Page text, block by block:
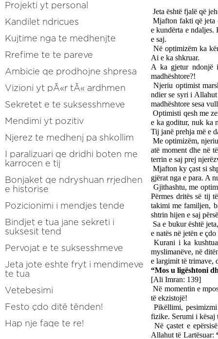
Projekti yt personal
Kandilet ndricues
Kujtime nga te medhenjte
Rrefime te te pareve
Ambicie qe prodhojne shpresa
Vizioni yt pÃ«r tÃ« ardhmen
Sekretet e te suksesshmeve
Mendimi yt pozitiv
Njerez te medhenj pa shkollim
I paralizuari qe dridhi boten me
karrocen e tij
Bonjaket qe ndryshuan rrjedhen
e historise
Pozicionimi i mendjes tende
Bindjet e tua jane sekreti i
suksesit tend
Pervojat e te suksesshmeve
Jeta jote eshte fryt i mendimeve
te tua
Vetebesimi
Festo çdo ditë tënden!
Hap nje faqe te re!
Jeta është fjalë që
Mjafton fakti që jeta
e kundërta e ndaljes.
e saj.
Në optimizëm ka
Ai e ka shkruar.
A ka gjetur ndonjë
madhështore?!
Njeriu optimist
ndier se syri i
madhështore sesa
Optimisti qesh me
e ka goditur, nuk ka
Tij janë prehja më e
Me optimizëm,
atë moment dhe në
terrin e saj prej
Mjafton ky çast si
gjërat nga e para. A
Gjithashtu, me
Përmes dritës së tij
takimi me familjen,
shtrin hijen e saj
Sa e bukur është
e natës në jetën e
Kurani i ka
myslimanëve, në
e largimit të trimave,
[Ali Imran: 139]
Në momentin e
të ekzistojë!
Pikëllimi,
fizike. Serumi i kësaj
Në çastet e
Allahut të Lartësuar: